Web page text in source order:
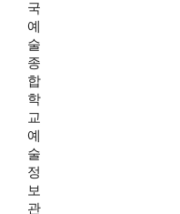
국
예
술
종
합
학
교
예
술
정
보
관